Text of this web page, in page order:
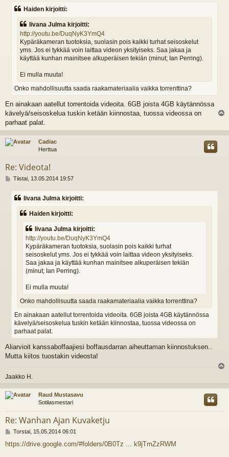
e
Haiden kirjoitti:
Iivana Julma kirjoitti:
http://youtu.be/DuqNyK3YmQ4
Kypäräkameran tuotoksia, suolasin pois kaikki turhat seisoskelut
yms. Jos ei tykkää voin laittaa videon yksityiseks. Saa jakaa ja
käyttää kunhan mainitsee alkuperäisen tekiän (minut; Ian Perring).
Ei mulla muuta!
Onko mahdollisuutta saada raakamateriaalia vaikka torrenttina?
En ainakaan aatellut torrentoida videoita. 6GB joista 4GB käytännössa
kävelyä/seisoskelua tuskin ketään kiinnostaa, tuossa videossa on
parhaat palat.
ö
Cadiac
Herttua
Re: Videota!
V
e
Tiistai, 13.05.2014 19:57
Iivana Julma kirjoitti:
Haiden kirjoitti:
Iivana Julma kirjoitti:
http://youtu.be/DuqNyK3YmQ4
Kypäräkameran tuotoksia, suolasin pois kaikki turhat
seisoskelut yms. Jos ei tykkää voin laittaa videon yksityiseks.
Saa jakaa ja käyttää kunhan mainitsee alkuperäisen tekiän
(minut; Ian Perring).
Ei mulla muuta!
Onko mahdollisuutta saada raakamateriaalia vaikka torrenttina?
En ainakaan aatellut torrentoida videoita. 6GB joista 4GB käytännössa
kävelyä/seisoskelua tuskin ketään kiinnostaa, tuossa videossa on
parhaat palat.
Aliarvioit kanssaboffaajiesi boffausdarran aiheuttaman kiinnostuksen..
Mutta kiitos tuostakin videosta!
Jaakko H.
s
Raud Mustasavu
Sotilasmestari
Re: Wanhan Ajan Kuvaketju
V
e
Torstai, 15.05.2014 06:01
https://drive.google.com/#folders/0B0Tz ... k9jTmZzRWM